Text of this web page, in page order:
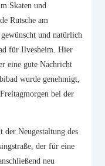
Skaten und
Rutsche am
und natürlich
für Ilvesheim. Hier
eine gute Nachricht
wurde genehmigt,
bei der
Neugestaltung des
der für eine
neu